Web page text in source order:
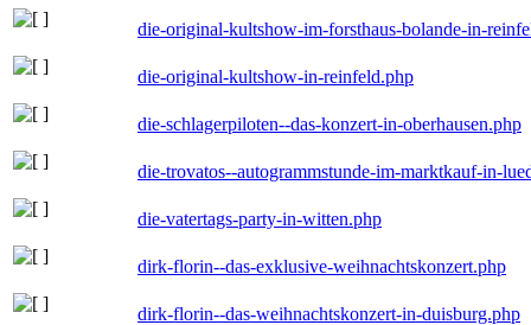
die-original-kultshow-im-forsthaus-bolande-in-
die-original-kultshow-in-reinfeld.php
die-schlagerpiloten--das-konzert-in-oberhausen.php
die-trovatos--autogrammstunde-im-marktkauf-in-
die-vatertags-party-in-witten.php
dirk-florin--das-exklusive-weihnachtskonzert.php
dirk-florin--das-weihnachtskonzert-in-duisburg.php